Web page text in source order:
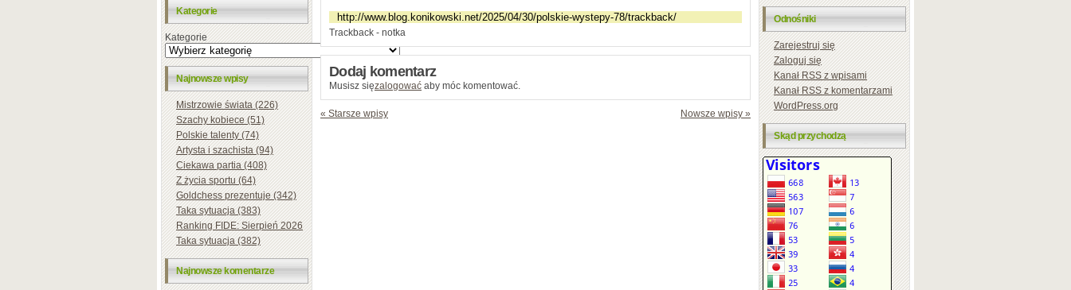
Kategorie
Kategorie
Najnowsze wpisy
Mistrzowie świata (226)
Szachy kobiece (51)
Polskie talenty (74)
Artysta i szachista (94)
Ciekawa partia (408)
Z życia sportu (64)
Goldchess prezentuje (342)
Taka sytuacja (383)
Ranking FIDE: Sierpień 2026
Taka sytuacja (382)
Najnowsze komentarze
Trackback - notka
Dodaj komentarz
Musisz sięzalogować aby móc komentować.
« Starsze wpisy Nowsze wpisy »
Odnośniki
Zarejestruj się
Zaloguj się
KanałRSSz wpisami
KanałRSSz komentarzami
WordPress.org
Skąd przychodzą